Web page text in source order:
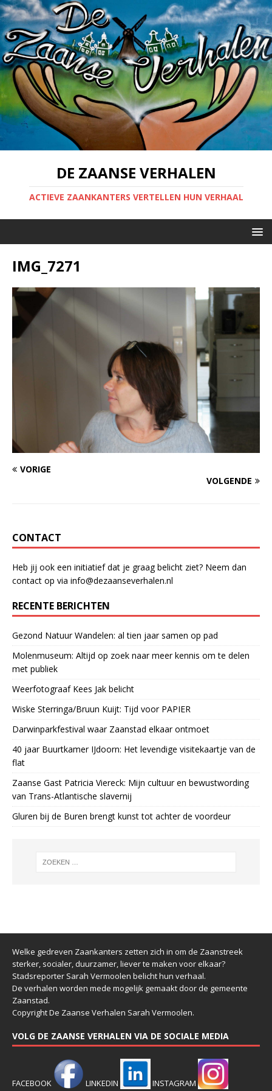
DE ZAANSE VERHALEN
ACTIEVE ZAANKANTERS VERTELLEN HUN VERHAAL
IMG_7271
VORIGE
VOLGENDE
CONTACT
Heb jij ook een initiatief dat je graag belicht ziet? Neem dan
contact op via info@dezaanseverhalen.nl
RECENTE BERICHTEN
Gezond Natuur Wandelen: al tien jaar samen op pad
Molenmuseum: Altijd op zoek naar meer kennis om te delen
met publiek
Weerfotograaf Kees Jak belicht
Wiske Sterringa/Bruun Kuijt: Tijd voor PAPIER
Darwinparkfestival waar Zaanstad elkaar ontmoet
40 jaar Buurtkamer IJdoorn: Het levendige visitekaartje van de
flat
Zaanse Gast Patricia Viereck: Mijn cultuur en bewustwording
van Trans-Atlantische slavernij
Gluren bij de Buren brengt kunst tot achter de voordeur
Welke gedreven Zaankanters zetten zich in om de Zaanstreek
sterker, socialer, duurzamer, liever te maken voor elkaar?
Stadsreporter Sarah Vermoolen belicht hun verhaal.
De verhalen worden mede mogelijk gemaakt door de gemeente
Zaanstad.
Copyright De Zaanse Verhalen Sarah Vermoolen.
VOLG DE ZAANSE VERHALEN VIA DE SOCIALE MEDIA
FACEBOOK LINKEDIN INSTAGRAM